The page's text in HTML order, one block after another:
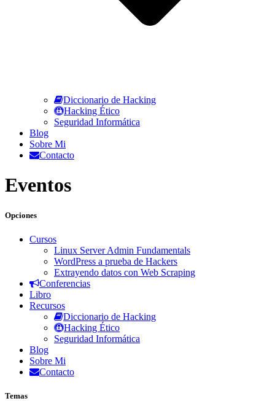
Diccionario de Hacking
Hacking Ético
Seguridad Informática
Blog
Sobre Mi
Contacto
Eventos
Opciones
Cursos
Linux Server Admin Fundamentals
WordPress a prueba de Hackers
Extrayendo datos con Web Scraping
Conferencias
Libro
Recursos
Diccionario de Hacking
Hacking Ético
Seguridad Informática
Blog
Sobre Mi
Contacto
Temas